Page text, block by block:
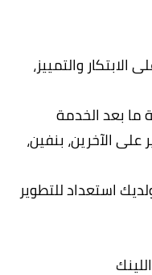
والتمييز،
ما بعد الخدمة
الآخرين، بنفين،
استعداد للتطوير